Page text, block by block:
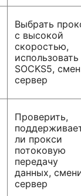
Выбрать
с высокой
скоростью,
использовать
SOCKS5,
сервер
Проверить,
ли прокси
потоковую
передачу
данных,
сервер